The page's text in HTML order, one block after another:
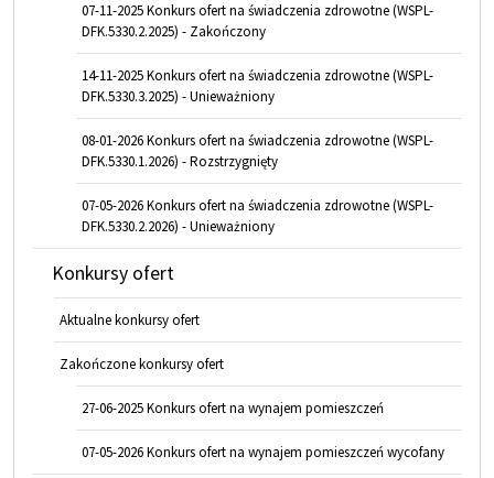
07-11-2025 Konkurs ofert na świadczenia zdrowotne (WSPL-
DFK.5330.2.2025) - Zakończony
14-11-2025 Konkurs ofert na świadczenia zdrowotne (WSPL-
DFK.5330.3.2025) - Unieważniony
08-01-2026 Konkurs ofert na świadczenia zdrowotne (WSPL-
DFK.5330.1.2026) - Rozstrzygnięty
07-05-2026 Konkurs ofert na świadczenia zdrowotne (WSPL-
DFK.5330.2.2026) - Unieważniony
Konkursy ofert
Aktualne konkursy ofert
Zakończone konkursy ofert
27-06-2025 Konkurs ofert na wynajem pomieszczeń
07-05-2026 Konkurs ofert na wynajem pomieszczeń wycofany